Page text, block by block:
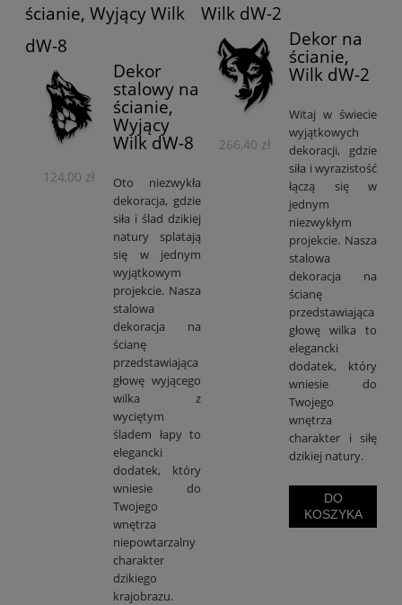
ścianie, Wyjący Wilk
dW-8
124,00 zł
Dekor
stalowy na
ścianie,
Wyjący
Wilk dW-8
Oto niezwykła
dekoracja, gdzie
siła i ślad dzikiej
natury splatają
się w jednym
wyjątkowym
projekcie. Nasza
stalowa
dekoracja na
ścianę
przedstawiająca
głowę wyjącego
wilka z
wyciętym
śladem łapy to
elegancki
dodatek, który
wniesie do
Twojego
wnętrza
niepowtarzalny
charakter
dzikiego
krajobrazu.
Wilk dW-2
266,40 zł
Dekor na
ścianie,
Wilk dW-2
Witaj w świecie
wyjątkowych
dekoracji, gdzie
siła i wyrazistość
łączą się w
jednym
niezwykłym
projekcie. Nasza
stalowa
dekoracja na
ścianę
przedstawiająca
głowę wilka to
elegancki
dodatek, który
wniesie do
Twojego
wnętrza
charakter i siłę
dzikiej natury.
DO
KOSZYKA